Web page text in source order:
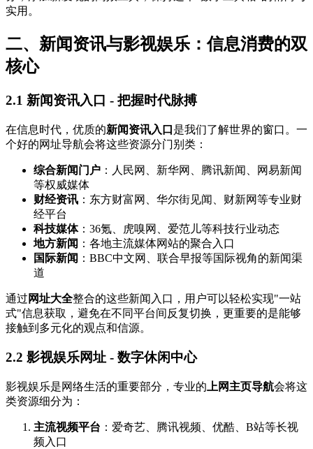
实用。
二、新闻资讯与影视娱乐：信息消费的双
核心
2.1 新闻资讯入口 - 把握时代脉搏
在信息时代，优质的新闻资讯入口 是我们了解世界的窗口。一
个好的网址导航会将这些资源分门别类：
综合新闻门户 ：人民网、新华网、腾讯新闻、网易新闻
等权威媒体
财经资讯 ：东方财富网、华尔街见闻、财新网等专业财
经平台
科技媒体：36氪、虎嗅网、爱范儿等科技行业动态
地方新闻 ：各地主流媒体网站的聚合入口
国际新闻 ：BBC中文网、联合早报等国际视角的新闻渠
道
通过 网址大全整合的这些新闻入口，用户可以轻松实现"一站
式"信息获取，避免在不同平台间反复切换，更重要的是能够
接触到多元化的观点和信源。
2.2 影视娱乐网址 - 数字休闲中心
影视娱乐是网络生活的重要部分，专业的 上网主页导航会将这
类资源细分为：
主流视频平台 ：爱奇艺、腾讯视频、优酷、B站等长视
频入口